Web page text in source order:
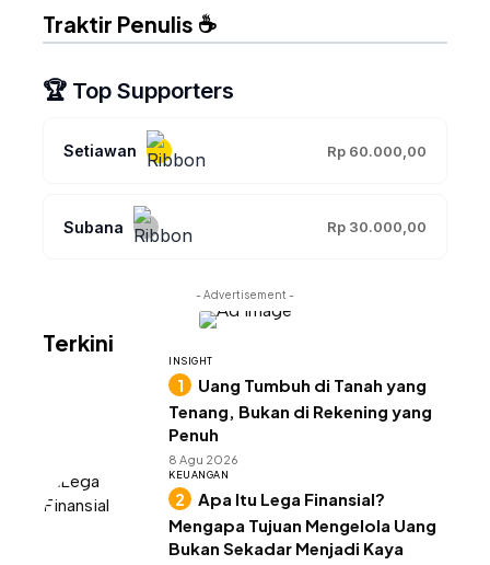
Traktir Penulis ☕
🏆 Top Supporters
Setiawan Rp 60.000,00
Subana Rp 30.000,00
- Advertisement -
Terkini
INSIGHT
Uang Tumbuh di Tanah yang
Tenang, Bukan di Rekening yang
Penuh
8 Agu 2026
KEUANGAN
Apa Itu Lega Finansial?
Mengapa Tujuan Mengelola Uang
Bukan Sekadar Menjadi Kaya